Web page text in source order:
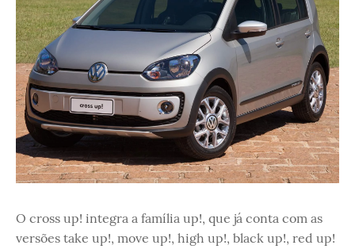
O cross up! integra a família up!, que já conta com as
versões take up!, move up!, high up!, black up!, red up!